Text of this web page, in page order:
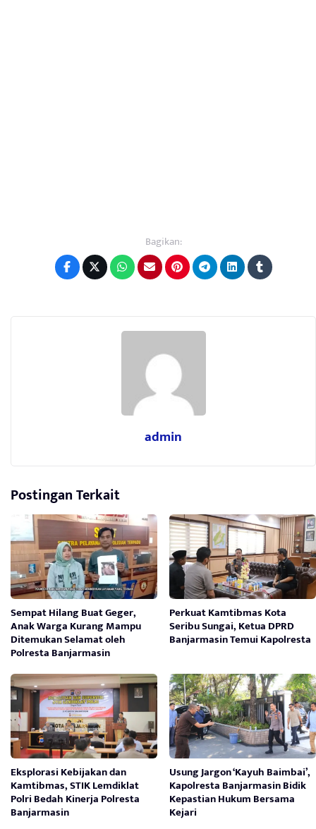
Bagikan:
admin
Postingan Terkait
Sempat Hilang Buat Geger,
Anak Warga Kurang Mampu
Ditemukan Selamat oleh
Polresta Banjarmasin
Perkuat Kamtibmas Kota
Seribu Sungai, Ketua DPRD
Banjarmasin Temui Kapolresta
Eksplorasi Kebijakan dan
Kamtibmas, STIK Lemdiklat
Polri Bedah Kinerja Polresta
Banjarmasin
Usung Jargon ‘Kayuh Baimbai’,
Kapolresta Banjarmasin Bidik
Kepastian Hukum Bersama
Kejari